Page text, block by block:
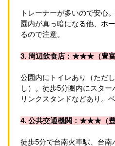
トレーナーが多いので安心
園内が真っ暗になる他、ホ
るので注意。
3. 周辺飲食店：★★★（豊富
公園内にトイレあり（ただ
し）。徒歩5分圏内にスタ
リンクスタンドなどあり。
4. 公共交通機関：★★★（豊
徒歩5分で台南火車駅、台